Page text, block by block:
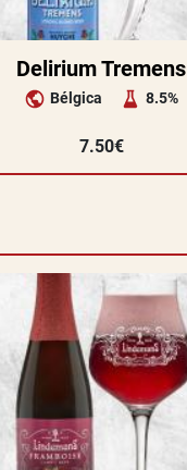
Delirium Tremens
Bélgica 8.5%
7.50€